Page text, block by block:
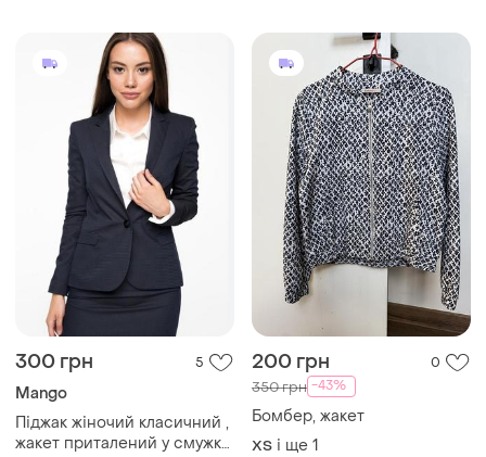
300 грн 5
Mango
Піджак жіночий класичний ,
жакет приталений у смужку
200 грн 0
350 грн -43%
Бомбер, жакет
ХS і ще 1